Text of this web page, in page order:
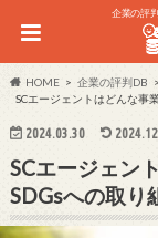
企業の評
HOME
企業の評判DB
SCエージェントはどんな事
2024.03.30
SCエージェン
SDGsへの取り